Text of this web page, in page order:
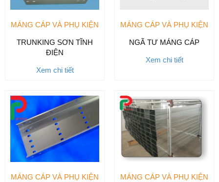
MÁNG CÁP VÀ PHỤ KIỆN
TRUNKING SƠN TĨNH
ĐIỆN
Xem chi tiết
MÁNG CÁP VÀ PHỤ KIỆN
NGÃ TƯ MÁNG CÁP
Xem chi tiết
MÁNG CÁP VÀ PHỤ KIỆN MÁNG CÁP VÀ PHỤ KIỆN